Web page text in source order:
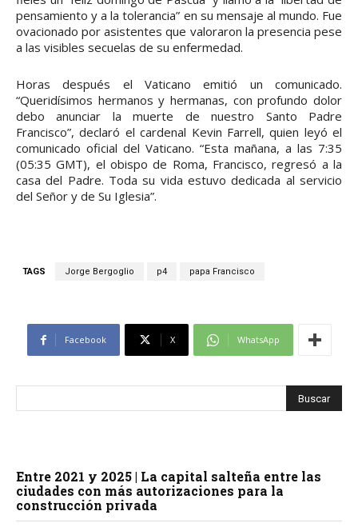
pensamiento y a la tolerancia” en su mensaje al mundo. Fue
ovacionado por asistentes que valoraron la presencia pese
a las visibles secuelas de su enfermedad.
Horas después el Vaticano emitió un comunicado.
“Queridísimos hermanos y hermanas, con profundo dolor
debo anunciar la muerte de nuestro Santo Padre
Francisco”, declaró el cardenal Kevin Farrell, quien leyó el
comunicado oficial del Vaticano. “Esta mañana, a las 7:35
(05:35 GMT), el obispo de Roma, Francisco, regresó a la
casa del Padre. Toda su vida estuvo dedicada al servicio
del Señor y de Su Iglesia”.
TAGS Jorge Bergoglio p4 papa Francisco
Facebook X WhatsApp
Entre 2021 y 2025 | La capital salteña entre las
ciudades con más autorizaciones para la
construcción privada